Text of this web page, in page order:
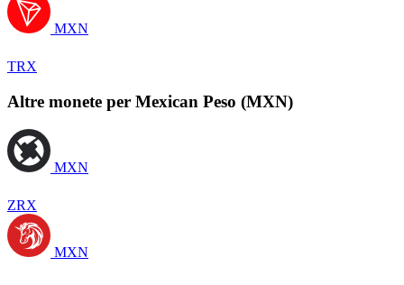
MXN
TRX
Altre monete per Mexican Peso (MXN)
MXN
ZRX
MXN